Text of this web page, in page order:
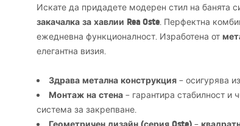
Искате да придадете модерен стил на банята
закачалка за хавлии Rea Oste. Перфектна
ежедневна функционалност. Изработена от
елегантна визия.
Здрава метална конструкция – осигурява
Монтаж на стена – гарантира стабилност и
система за закрепване.